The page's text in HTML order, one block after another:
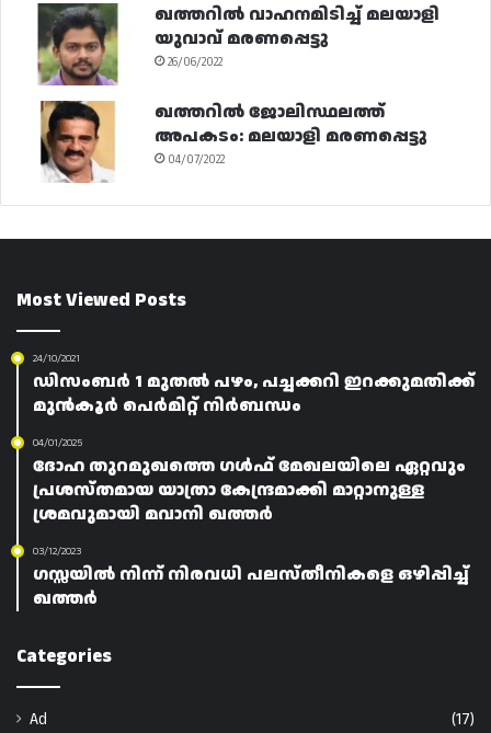
ഖത്തറിൽ വാഹനമിടിച്ച് മലയാളി
യുവാവ് മരണപ്പെട്ടു
26/06/2022
ഖത്തറിൽ ജോലിസ്ഥലത്ത്
അപകടം: മലയാളി മരണപ്പെട്ടു
04/07/2022
Most Viewed Posts
24/10/2021
ഡിസംബർ 1 മുതൽ പഴം, പച്ചക്കറി ഇറക്കുമതിക്ക്
മുൻകൂർ പെർമിറ്റ് നിർബന്ധം
04/01/2025
ദോഹ തുറമുഖത്തെ ഗൾഫ് മേഖലയിലെ ഏറ്റവും
പ്രശസ്‌തമായ യാത്രാ കേന്ദ്രമാക്കി മാറ്റാനുള്ള
ശ്രമവുമായി മവാനി ഖത്തർ
03/12/2023
ഗസ്സയിൽ നിന്ന് നിരവധി പലസ്തീനികളെ ഒഴിപ്പിച്ച്
ഖത്തർ
Categories
Ad
(17)